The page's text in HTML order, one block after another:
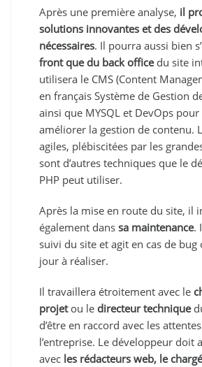
Après une première analyse, il
solutions innovantes et des
nécessaires. Il pourra aussi bien
front que du back officedu site
utilisera le CMS (Content
en français Système de Gestion
ainsi que MYSQL et DevOps
améliorer la gestion de contenu.
agiles, plébiscitées par les
sont d’autres techniques que le
PHP peut utiliser.
Après la mise en route du site, il
également dans sa maintenance.
suivi du site et agit en cas de bug
jour à réaliser.
Il travaillera étroitement avec le
projet ou le directeur technique
d’être en raccord avec les
l’entreprise. Le développeur doit
avec les rédacteurs web, le